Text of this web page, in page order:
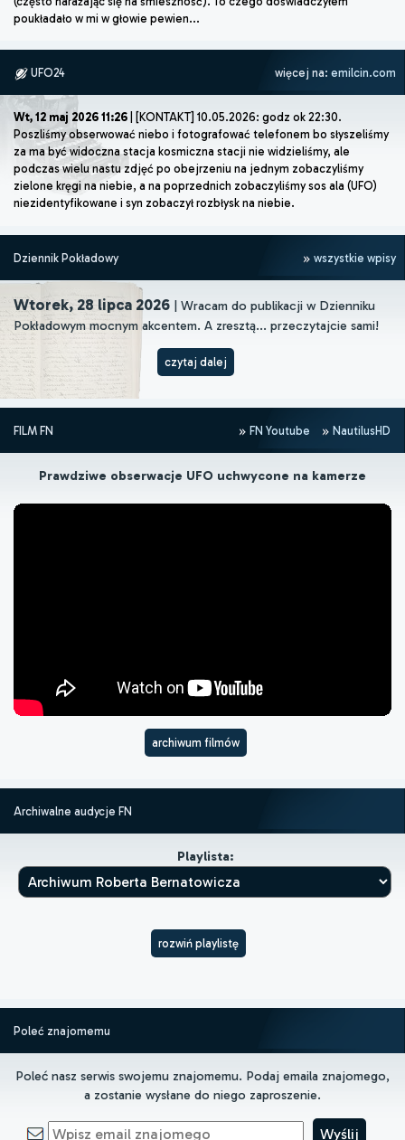
poukładało w mi w głowie pewien...
UFO24 więcej na: emilcin.com
Wt, 12 maj 2026 11:26 | [KONTAKT] 10.05.2026: godz ok 22:30.
Poszliśmy obserwować niebo i fotografować telefonem bo słyszeliśmy
za ma być widoczna stacja kosmiczna stacji nie widzieliśmy, ale
podczas wielu nastu zdjęć po obejrzeniu na jednym zobaczyliśmy
zielone kręgi na niebie, a na poprzednich zobaczyliśmy sos ala (UFO)
niezidentyfikowane i syn zobaczył rozbłysk na niebie.
Dziennik Pokładowy wszystkie wpisy
Wtorek, 28 lipca 2026 | Wracam do publikacji w Dzienniku
Pokładowym mocnym akcentem. A zresztą... przeczytajcie sami!
czytaj dalej
FILM FN FN Youtube NautilusHD
Prawdziwe obserwacje UFO uchwycone na kamerze
archiwum filmów
Archiwalne audycje FN
Playlista:
rozwiń playlistę
Poleć znajomemu
Poleć nasz serwis swojemu znajomemu. Podaj emaila znajomego,
a zostanie wysłane do niego zaproszenie.